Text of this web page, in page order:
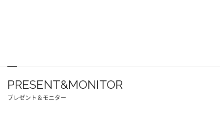
PRESENT&MONITOR
プレゼント＆モニター